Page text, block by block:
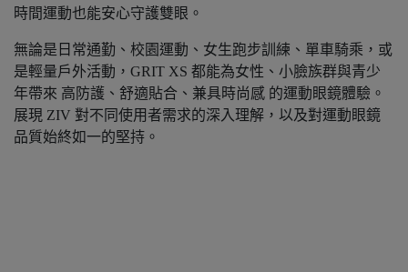
時間運動也能安心守護雙眼。
無論是日常通勤、校園運動、女生跑步訓練、單車騎乘，或
是輕量戶外活動，GRIT XS 都能為女性、小臉族群與青少
年帶來 高防護、舒適貼合、兼具時尚感 的運動眼鏡體驗。
展現 ZIV 對不同使用者需求的深入理解，以及對運動眼鏡
品質始終如一的堅持。